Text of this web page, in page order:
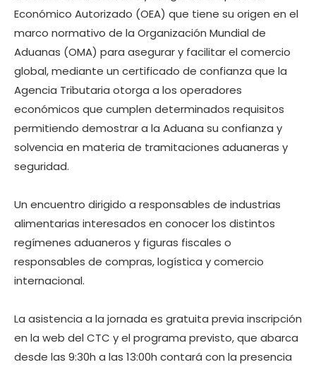
Económico Autorizado (OEA) que tiene su origen en el
marco normativo de la Organización Mundial de
Aduanas (OMA) para asegurar y facilitar el comercio
global, mediante un certificado de confianza que la
Agencia Tributaria otorga a los operadores
económicos que cumplen determinados requisitos
permitiendo demostrar a la Aduana su confianza y
solvencia en materia de tramitaciones aduaneras y
seguridad.
Un encuentro dirigido a responsables de industrias
alimentarias interesados en conocer los distintos
regímenes aduaneros y figuras fiscales o
responsables de compras, logística y comercio
internacional.
La asistencia a la jornada es gratuita previa inscripción
en la web del CTC y el programa previsto, que abarca
desde las 9:30h a las 13:00h contará con la presencia